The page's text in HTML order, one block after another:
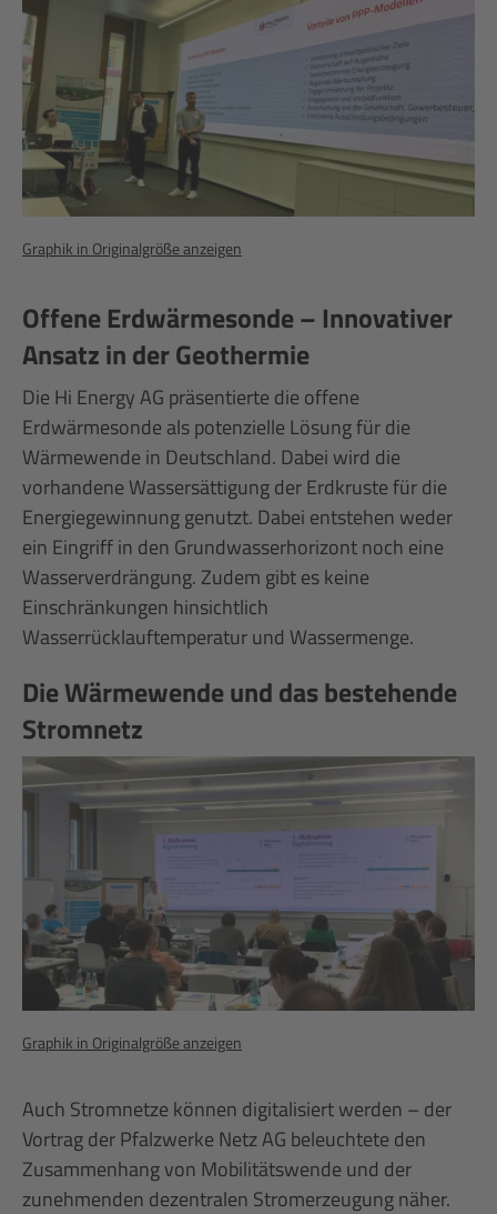
Graphik in Originalgröße anzeigen
Offene Erdwärmesonde – Innovativer
Ansatz in der Geothermie
Die Hi Energy AG präsentierte die offene
Erdwärmesonde als potenzielle Lösung für die
Wärmewende in Deutschland. Dabei wird die
vorhandene Wassersättigung der Erdkruste für die
Energiegewinnung genutzt. Dabei entstehen weder
ein Eingriff in den Grundwasserhorizont noch eine
Wasserverdrängung. Zudem gibt es keine
Einschränkungen hinsichtlich
Wasserrücklauftemperatur und Wassermenge.
Die Wärmewende und das bestehende
Stromnetz
Graphik in Originalgröße anzeigen
Auch Stromnetze können digitalisiert werden – der
Vortrag der Pfalzwerke Netz AG beleuchtete den
Zusammenhang von Mobilitätswende und der
zunehmenden dezentralen Stromerzeugung näher.